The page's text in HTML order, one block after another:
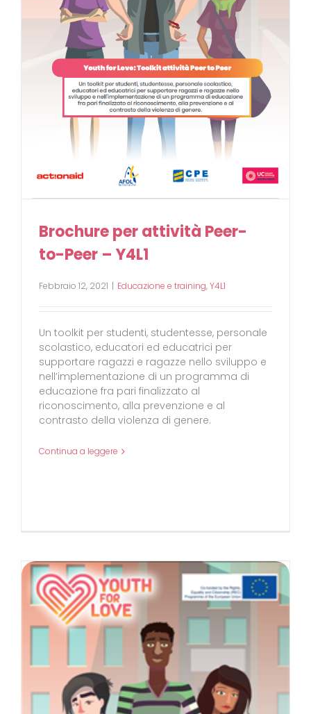
Brochure per attività Peer-
to-Peer – Y4L1
Febbraio 12, 2021 | Educazione e training,Y4L1
Un toolkit per studenti, studentesse, personale
scolastico, educatori ed educatrici per
supportare ragazzi e ragazze nello sviluppo e
nell’implementazione di un programma di
educazione fra pari finalizzato al
riconoscimento, alla prevenzione e al
contrasto della violenza di genere.
Continua a leggere